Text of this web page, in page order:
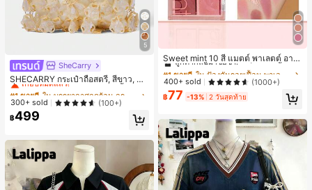
5
SheCarry
SHECARRY กระเป๋าถือสตรี, สีขาว, แฟ
ชั่น, สง่างาม, วันหยุด, งานปาร์ตี้
#1 ขายดี
เกือบหมดแล้ว!
#1 ขายดี
เกือบหมดแล้ว!
#1 ขายดี
เกือบหมดแล้ว!
#1 ขายดี
ใน บรรยากาศฤดูร้อน กระเป๋าหูหิ้วด้านบนผู้หญิง
300+ sold (100+)
฿499
Sweet mint 10 สี แมตต์ พาเลตต์ อาย
แชโดว์ , 1 ชิ้น อย่างสูง เม็ดสี กันน้ำ ทน
ทาน อายแชโดว์ ถาด อายแชโดว์
ลูกค้ากลับมาซื้อซ้ำ!
#1 ขายดี
ลูกค้ากลับมาซื้อซ้ำ!
#1 ขายดี
ลูกค้ากลับมาซื้อซ้ำ!
#1 ขายดี
ใน ป้องกันรอยเปื้อน พาเลตต์อายแชโดว์
400+ sold (1000+)
฿77 -13% 2 วันสุดท้าย